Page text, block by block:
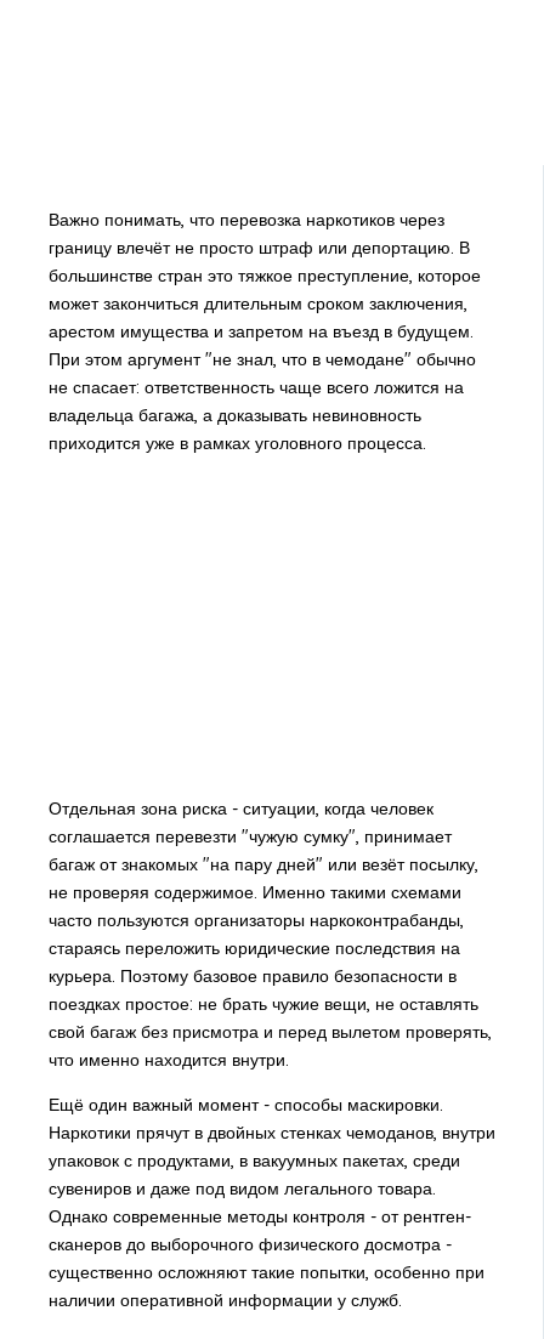
Важно понимать, что перевозка наркотиков через
границу влечёт не просто штраф или депортацию. В
большинстве стран это тяжкое преступление, которое
может закончиться длительным сроком заключения,
арестом имущества и запретом на въезд в будущем.
При этом аргумент "не знал, что в чемодане" обычно
не спасает: ответственность чаще всего ложится на
владельца багажа, а доказывать невиновность
приходится уже в рамках уголовного процесса.
Отдельная зона риска - ситуации, когда человек
соглашается перевезти "чужую сумку", принимает
багаж от знакомых "на пару дней" или везёт посылку,
не проверяя содержимое. Именно такими схемами
часто пользуются организаторы наркоконтрабанды,
стараясь переложить юридические последствия на
курьера. Поэтому базовое правило безопасности в
поездках простое: не брать чужие вещи, не оставлять
свой багаж без присмотра и перед вылетом проверять,
что именно находится внутри.
Ещё один важный момент - способы маскировки.
Наркотики прячут в двойных стенках чемоданов, внутри
упаковок с продуктами, в вакуумных пакетах, среди
сувениров и даже под видом легального товара.
Однако современные методы контроля - от рентген-
сканеров до выборочного физического досмотра -
существенно осложняют такие попытки, особенно при
наличии оперативной информации у служб.